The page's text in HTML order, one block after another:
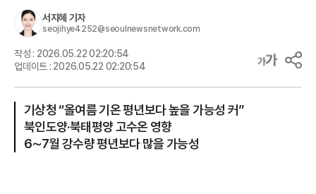
서지혜 기자
seojihye4252@seoulnewsnetwork.com
작성 : 2026.05.22 02:20:54
업데이트 : 2026.05.22 02:20:54
기상청 “올여름 기온 평년보다 높을 가능성 커”
북인도양·북태평양 고수온 영향
6∼7월 강수량 평년보다 많을 가능성